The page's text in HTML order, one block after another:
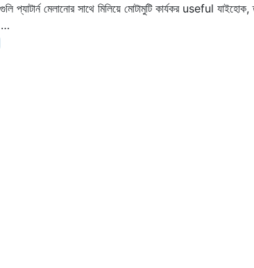
প্যাটার্ন মেলানোর সাথে মিলিয়ে মোটামুটি কার্যকর useful যাইহোক,
…